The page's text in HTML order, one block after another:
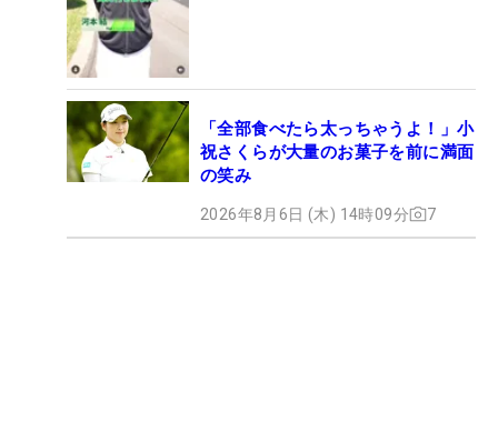
「全部食べたら太っちゃうよ！」小
祝さくらが大量のお菓子を前に満面
の笑み
2026年8月6日 (木) 14時09分 7